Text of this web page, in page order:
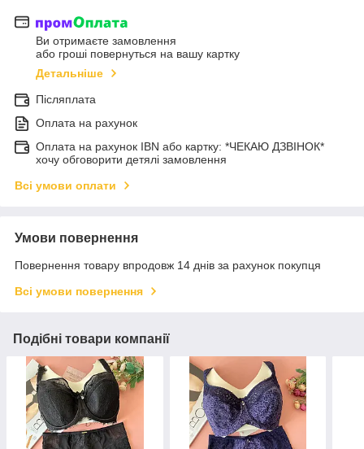
Ви отримаєте замовлення
або гроші повернуться на вашу картку
Детальніше
Післяплата
Оплата на рахунок
Оплата на рахунок IBN або картку: *ЧЕКАЮ ДЗВІНОК*
хочу обговорити детялі замовлення
Всі умови оплати
Умови повернення
Повернення товару впродовж 14 днів за рахунок покупця
Всі умови повернення
Подібні товари компанії